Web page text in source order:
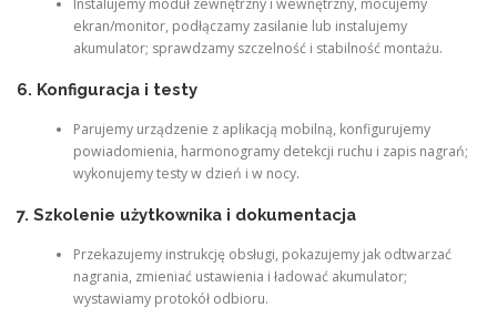
Instalujemy moduł zewnętrzny i wewnętrzny, mocujemy
ekran/monitor, podłączamy zasilanie lub instalujemy
akumulator; sprawdzamy szczelność i stabilność montażu.
6. Konfiguracja i testy
Parujemy urządzenie z aplikacją mobilną, konfigurujemy
powiadomienia, harmonogramy detekcji ruchu i zapis nagrań;
wykonujemy testy w dzień i w nocy.
7. Szkolenie użytkownika i dokumentacja
Przekazujemy instrukcję obsługi, pokazujemy jak odtwarzać
nagrania, zmieniać ustawienia i ładować akumulator;
wystawiamy protokół odbioru.